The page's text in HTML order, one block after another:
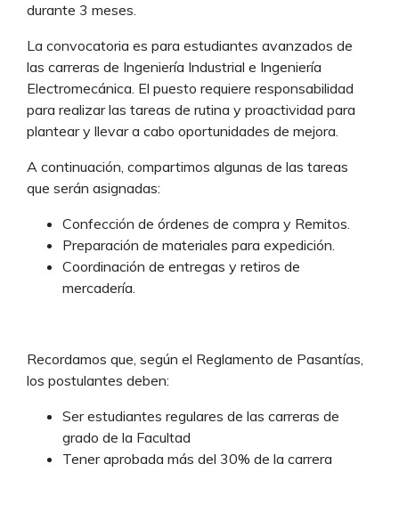
durante 3 meses.
La convocatoria es para estudiantes avanzados de
las carreras de Ingeniería Industrial e Ingeniería
Electromecánica. El puesto requiere responsabilidad
para realizar las tareas de rutina y proactividad para
plantear y llevar a cabo oportunidades de mejora.
A continuación, compartimos algunas de las tareas
que serán asignadas:
Confección de órdenes de compra y Remitos.
Preparación de materiales para expedición.
Coordinación de entregas y retiros de
mercadería.
Recordamos que, según el Reglamento de Pasantías,
los postulantes deben:
Ser estudiantes regulares de las carreras de
grado de la Facultad
Tener aprobada más del 30% de la carrera